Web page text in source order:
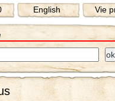
English Vie